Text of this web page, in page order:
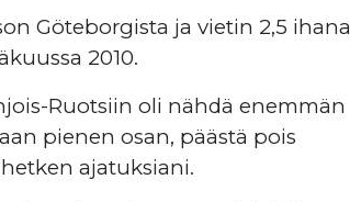
Göteborgista ja vietin 2,5
2010.
Ruotsiin oli nähdä enemmän
pienen osan, päästä pois
ajatuksiani.